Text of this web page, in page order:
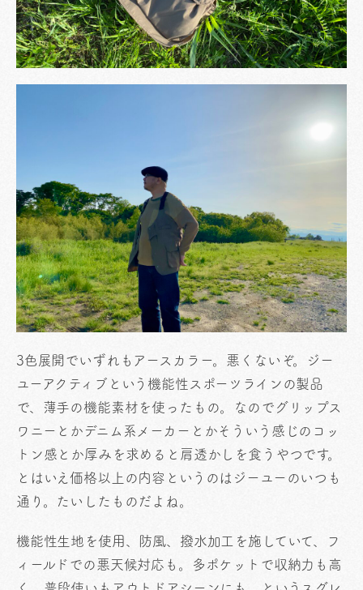
3色展開でいずれもアースカラー。悪くないぞ。ジー
ユーアクティブという機能性スポーツラインの製品
で、薄手の機能素材を使ったもの。なのでグリップス
ワニーとかデニム系メーカーとかそういう感じのコッ
トン感とか厚みを求めると肩透かしを食うやつです。
とはいえ価格以上の内容というのはジーユーのいつも
通り。たいしたものだよね。
機能性生地を使用、防風、撥水加工を施していて、フ
ィールドでの悪天候対応も。多ポケットで収納力も高